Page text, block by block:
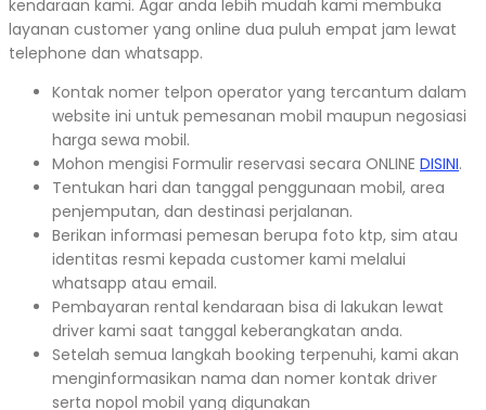
kendaraan kami. Agar anda lebih mudah kami membuka
layanan customer yang online dua puluh empat jam lewat
telephone dan whatsapp.
Kontak nomer telpon operator yang tercantum dalam
website ini untuk pemesanan mobil maupun negosiasi
harga sewa mobil.
Mohon mengisi Formulir reservasi secara ONLINE DISINI.
Tentukan hari dan tanggal penggunaan mobil, area
penjemputan, dan destinasi perjalanan.
Berikan informasi pemesan berupa foto ktp, sim atau
identitas resmi kepada customer kami melalui
whatsapp atau email.
Pembayaran rental kendaraan bisa di lakukan lewat
driver kami saat tanggal keberangkatan anda.
Setelah semua langkah booking terpenuhi, kami akan
menginformasikan nama dan nomer kontak driver
serta nopol mobil yang digunakan